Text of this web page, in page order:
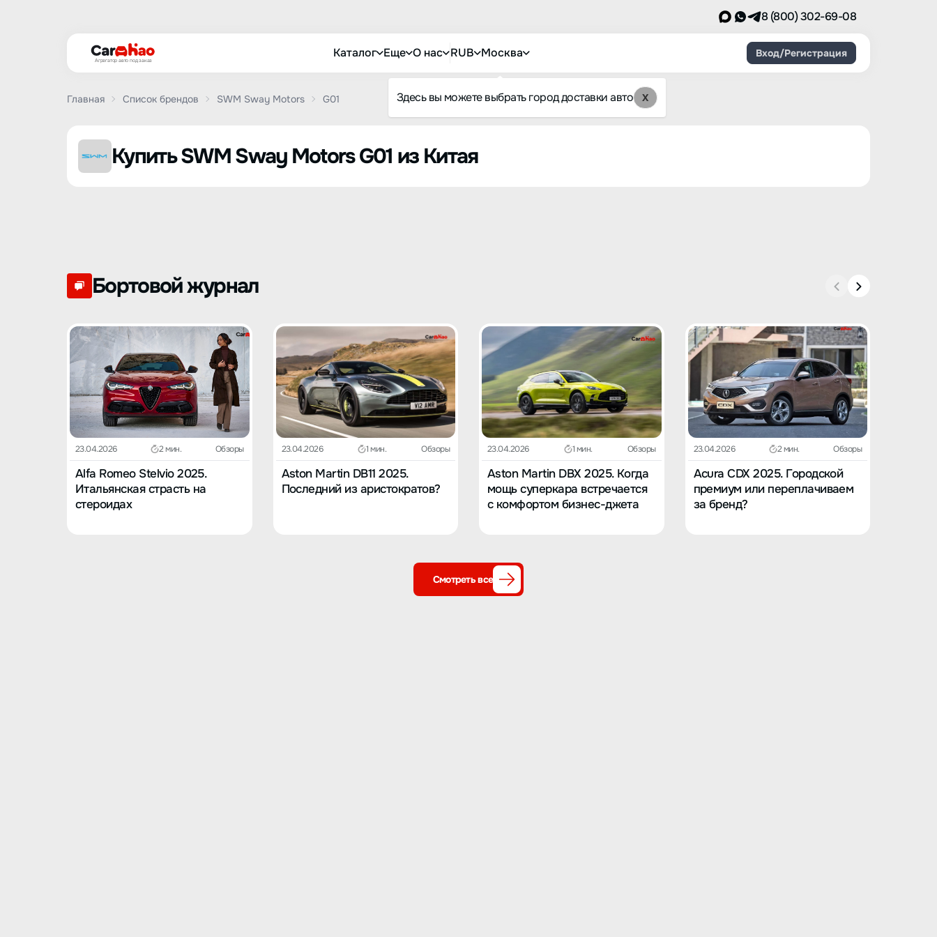
8 (800) 302-69-08
Агрегатор авто под заказ
Каталог Еще О нас RUB Москва
Здесь вы можете выбрать город доставки авто X
Вход/Регистрация
Главная Список брендов SWM Sway Motors G01
Купить SWM Sway Motors G01 из Китая
Бортовой журнал
23.04.2026 2 мин. Обзоры
Alfa Romeo Stelvio 2025.
Итальянская страсть на
стероидах
23.04.2026 1 мин. Обзоры
Aston Martin DB11 2025.
Последний из аристократов?
23.04.2026 1 мин. Обзоры
Aston Martin DBX 2025. Когда
мощь суперкара встречается
с комфортом бизнес-джета
23.04.2026 2 мин. Обзоры
Acura CDX 2025. Городской
премиум или переплачиваем
за бренд?
Смотреть все